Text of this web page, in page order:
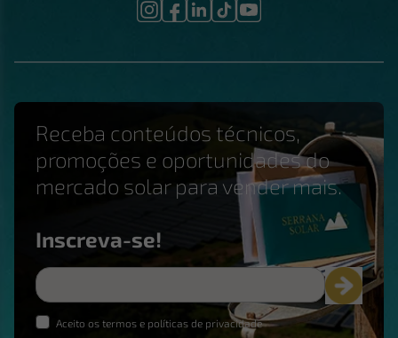
Receba conteúdos técnicos,
promoções e oportunidades do
mercado solar para vender mais.
Inscreva-se!
Aceito os termos e políticas de privacidade